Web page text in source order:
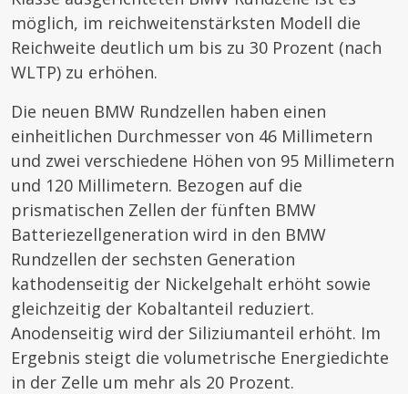
möglich, im reichweitenstärksten Modell die
Reichweite deutlich um bis zu 30 Prozent (nach
WLTP) zu erhöhen.
Die neuen BMW Rundzellen haben einen
einheitlichen Durchmesser von 46 Millimetern
und zwei verschiedene Höhen von 95 Millimetern
und 120 Millimetern. Bezogen auf die
prismatischen Zellen der fünften BMW
Batteriezellgeneration wird in den BMW
Rundzellen der sechsten Generation
kathodenseitig der Nickelgehalt erhöht sowie
gleichzeitig der Kobaltanteil reduziert.
Anodenseitig wird der Siliziumanteil erhöht. Im
Ergebnis steigt die volumetrische Energiedichte
in der Zelle um mehr als 20 Prozent.